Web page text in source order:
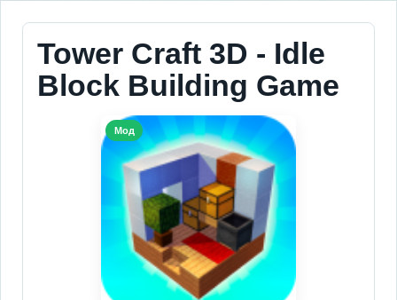
Tower Craft 3D - Idle
Block Building Game
Мод